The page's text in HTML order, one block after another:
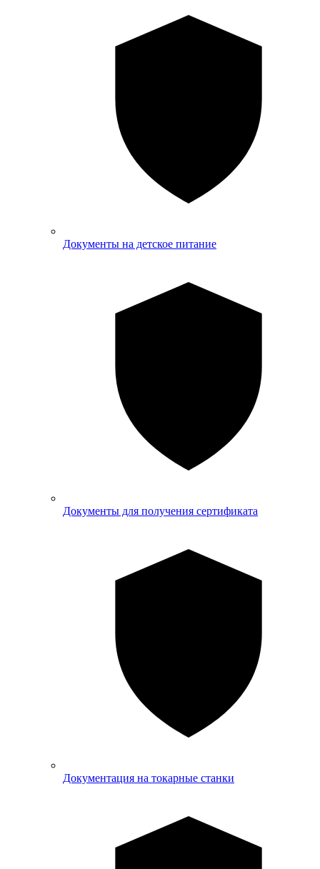
Документы на детское питание
Документы для получения сертификата
Документация на токарные станки